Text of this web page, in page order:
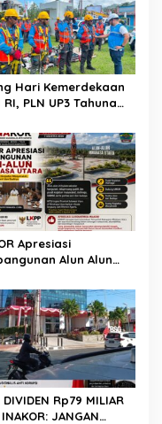
Hari Kemerdekaan
RI, PLN UP3 Tahuna
Guna Pastikan
Listrik
Nusa Utara
Apresiasi
Alun Alun
Dinilai Memberikan
Positif
DIVIDEN Rp79 MILIAR
JANGAN